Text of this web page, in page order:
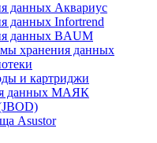
данных Аквариус
данных Infortrend
данных BAUM
хранения данных
и картриджи
данных МАЯК
Asustor